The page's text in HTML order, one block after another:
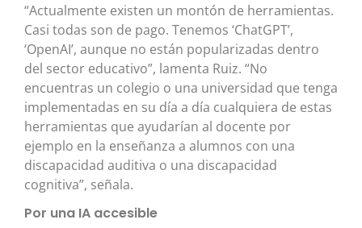
“Actualmente existen un montón de herramientas.
Casi todas son de pago. Tenemos ‘ChatGPT’,
‘OpenAI’, aunque no están popularizadas dentro
del sector educativo”, lamenta Ruiz. “No
encuentras un colegio o una universidad que tenga
implementadas en su día a día cualquiera de estas
herramientas que ayudarían al docente por
ejemplo en la enseñanza a alumnos con una
discapacidad auditiva o una discapacidad
cognitiva”, señala.
Por una IA accesible